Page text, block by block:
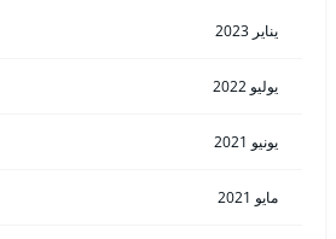
يناير 2023
يوليو 2022
يونيو 2021
مايو 2021